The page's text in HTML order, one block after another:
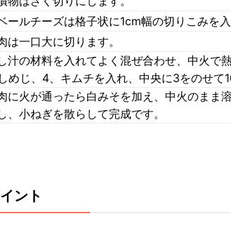
ールチーズは格子状に1cm幅の切りこみを入
は一口大に切ります。
汁の材料を入れてよく混ぜ合わせ、中火で
めじ、4、キムチを入れ、中央に3をのせて
に火が通ったら白みそを加え、中火のまま
、小ねぎを散らして完成です。
ント